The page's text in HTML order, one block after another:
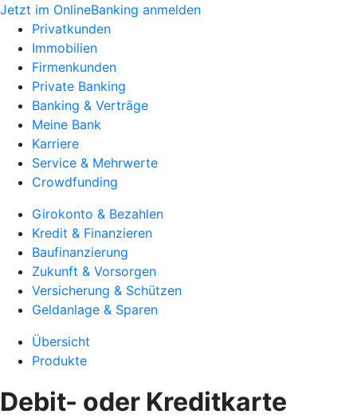
Jetzt im OnlineBanking anmelden
Privatkunden
Immobilien
Firmenkunden
Private Banking
Banking & Verträge
Meine Bank
Karriere
Service & Mehrwerte
Crowdfunding
Girokonto & Bezahlen
Kredit & Finanzieren
Baufinanzierung
Zukunft & Vorsorgen
Versicherung & Schützen
Geldanlage & Sparen
Übersicht
Produkte
Debit- oder Kreditkarte